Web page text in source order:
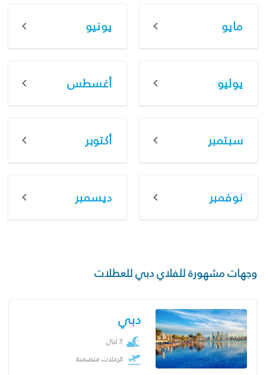
مايو يونيو
يوليو أغسطس
سبتمبر أكتوبر
نوفمبر ديسمبر
وجهات مشهورة للفلاي دبي للعطلات
دبي
3 ليال
الرحلات متضمنة